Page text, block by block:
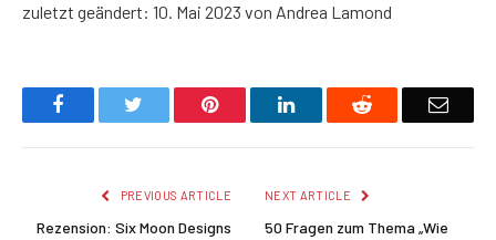
zuletzt geändert: 10. Mai 2023 von Andrea Lamond
Facebook Pinterest LinkedIn Reddit Email
PREVIOUS ARTICLE
Rezension: Six Moon Designs
NEXT ARTICLE
50 Fragen zum Thema „Wie